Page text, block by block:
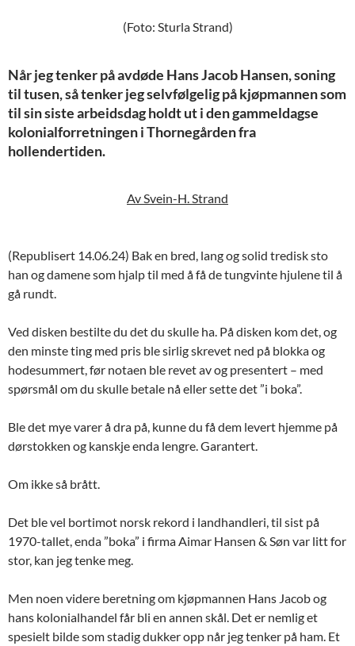
(Foto: Sturla Strand)
Når jeg tenker på avdøde Hans Jacob Hansen, soning
til tusen, så tenker jeg selvfølgelig på kjøpmannen som
til sin siste arbeidsdag holdt ut i den gammeldagse
kolonialforretningen i Thornegården fra
hollendertiden.
Av Svein-H. Strand
(Republisert 14.06.24) Bak en bred, lang og solid tredisk sto
han og damene som hjalp til med å få de tungvinte hjulene til å
gå rundt.
Ved disken bestilte du det du skulle ha. På disken kom det, og
den minste ting med pris ble sirlig skrevet ned på blokka og
hodesummert, før notaen ble revet av og presentert – med
spørsmål om du skulle betale nå eller sette det ”i boka”.
Ble det mye varer å dra på, kunne du få dem levert hjemme på
dørstokken og kanskje enda lengre. Garantert.
Om ikke så brått.
Det ble vel bortimot norsk rekord i landhandleri, til sist på
1970-tallet, enda ”boka” i firma Aimar Hansen & Søn var litt for
stor, kan jeg tenke meg.
Men noen videre beretning om kjøpmannen Hans Jacob og
hans kolonialhandel får bli en annen skål. Det er nemlig et
spesielt bilde som stadig dukker opp når jeg tenker på ham. Et